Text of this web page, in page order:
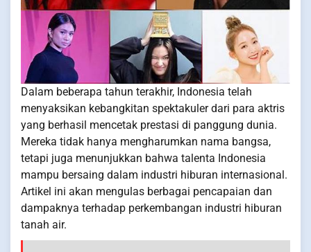
Dalam beberapa tahun terakhir, Indonesia telah
menyaksikan kebangkitan spektakuler dari para aktris
yang berhasil mencetak prestasi di panggung dunia.
Mereka tidak hanya mengharumkan nama bangsa,
tetapi juga menunjukkan bahwa talenta Indonesia
mampu bersaing dalam industri hiburan internasional.
Artikel ini akan mengulas berbagai pencapaian dan
dampaknya terhadap perkembangan industri hiburan
tanah air.